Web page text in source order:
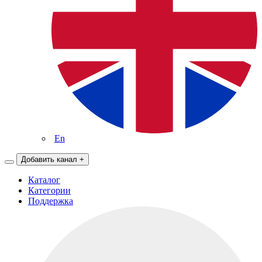
En
Добавить канал +
Каталог
Категории
Поддержка